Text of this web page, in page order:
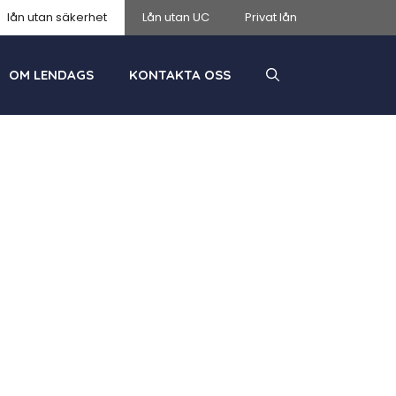
lån utan säkerhet Lån utan UC Privat lån
OM LENDAGS KONTAKTA OSS